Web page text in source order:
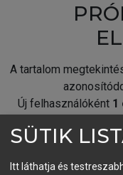
A tartalom
Új felhasználóként 1
fiókoddal,
SÜTIK
Itt láthatja és